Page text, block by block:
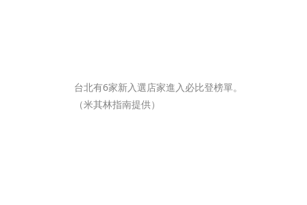
台北有6家新入選店家進入必比登榜單。
（米其林指南提供）